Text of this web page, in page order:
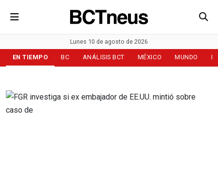
Lunes 10 de agosto de 2026
EN TIEMPO BC ANÁLISIS BCT MÉXICO MUNDO